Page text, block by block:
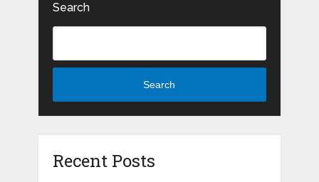
Search
Search
Recent Posts